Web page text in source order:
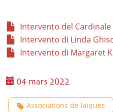
Intervento del Cardinale
Intervento di Linda
Intervento di Margaret
04 mars 2022
Associations de laïques